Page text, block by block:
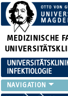
MEDIZINISCHE
INFEKTIOLOGIE